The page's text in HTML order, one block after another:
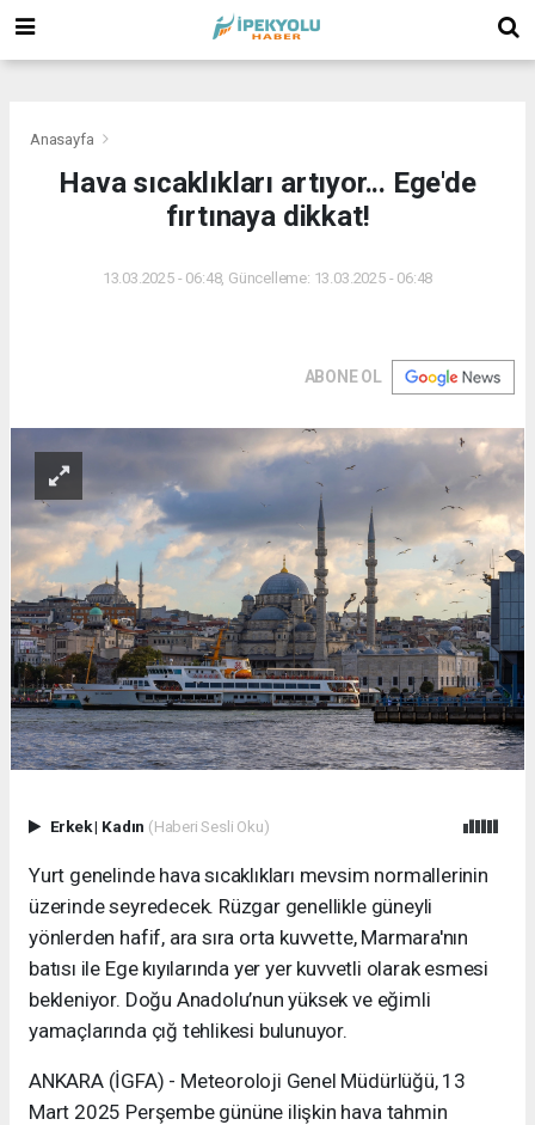
Anasayfa
Hava sıcaklıkları artıyor... Ege'de
fırtınaya dikkat!
13.03.2025 - 06:48, Güncelleme: 13.03.2025 - 06:48
ABONE OL
Erkek| Kadın (Haberi Sesli Oku)
Yurt genelinde hava sıcaklıkları mevsim normallerinin
üzerinde seyredecek. Rüzgar genellikle güneyli
yönlerden hafif, ara sıra orta kuvvette, Marmara'nın
batısı ile Ege kıyılarında yer yer kuvvetli olarak esmesi
bekleniyor. Doğu Anadolu’nun yüksek ve eğimli
yamaçlarında çığ tehlikesi bulunuyor.
ANKARA (İGFA) - Meteoroloji Genel Müdürlüğü, 13
Mart 2025 Perşembe gününe ilişkin hava tahmin